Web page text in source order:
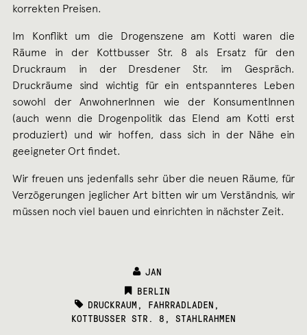
korrekten Preisen.
Im Konflikt um die Drogenszene am Kotti waren die
Räume in der Kottbusser Str. 8 als Ersatz für den
Druckraum in der Dresdener Str. im Gespräch.
Druckräume sind wichtig für ein entspannteres Leben
sowohl der AnwohnerInnen wie der KonsumentInnen
(auch wenn die Drogenpolitik das Elend am Kotti erst
produziert) und wir hoffen, dass sich in der Nähe ein
geeigneter Ort findet.
Wir freuen uns jedenfalls sehr über die neuen Räume, für
Verzögerungen jeglicher Art bitten wir um Verständnis, wir
müssen noch viel bauen und einrichten in nächster Zeit.
JAN
CATEGORIES:
BERLIN
TAGS:
DRUCKRAUM , FAHRRADLADEN ,
KOTTBUSSER STR. 8 , STAHLRAHMEN